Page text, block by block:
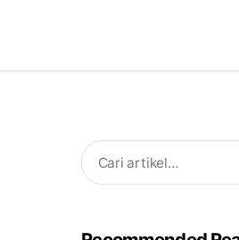
Search
for: